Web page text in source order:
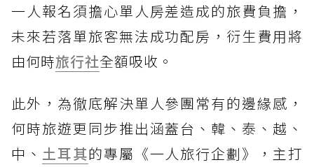
一人報名須擔心單人房差造成的旅費負擔，
未來若落單旅客無法成功配房，衍生費用將
由何時旅行社全額吸收。
此外，為徹底解決單人參團常有的邊緣感，
何時旅遊更同步推出涵蓋台、韓、泰、越、
中、 土耳其的專屬《一人旅行企劃》，主打